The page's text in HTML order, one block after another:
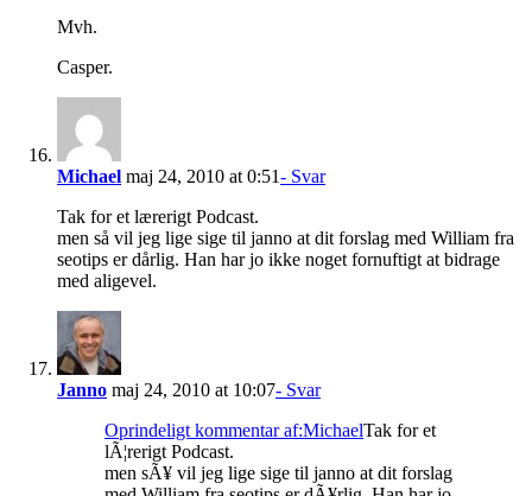
Mvh.
Casper.
Michael maj 24, 2010 at 0:51- Svar
Tak for et lærerigt Podcast.
men så vil jeg lige sige til janno at dit forslag med William fra
seotips er dårlig. Han har jo ikke noget fornuftigt at bidrage
med aligevel.
Janno maj 24, 2010 at 10:07- Svar
Oprindeligt kommentar af:MichaelTak for et
lÃ¦rerigt Podcast.
men sÃ¥ vil jeg lige sige til janno at dit forslag